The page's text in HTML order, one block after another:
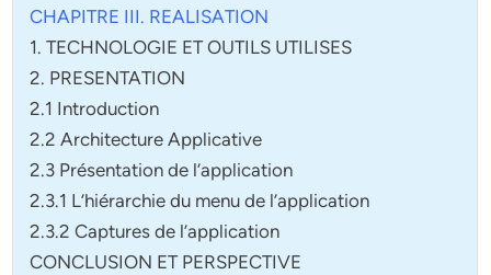
CHAPITRE III. REALISATION
1. TECHNOLOGIE ET OUTILS UTILISES
2. PRESENTATION
2.1 Introduction
2.2 Architecture Applicative
2.3 Présentation de l’application
2.3.1 L’hiérarchie du menu de l’application
2.3.2 Captures de l’application
CONCLUSION ET PERSPECTIVE